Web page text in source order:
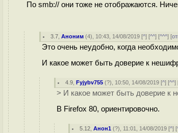
По smb:// они тоже не отображаются.
3.7 ,Аноним (4), 10:43, 14/08/2019 [^] [^^] [^^^] [
Это очень неудобно, когда
И какое может быть доверие к
4.9 ,Fyjybv755 (?), 10:50, 14/08/2019 [^] [^^]
> И какое может быть доверие к
В Firefox 80, ориентировочно.
5.12 ,Анон1 (?), 11:01, 14/08/2019 [^] [